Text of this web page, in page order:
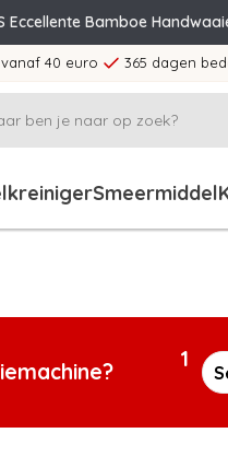
Eccellente Bamboe
40 euro 365 dagen
Smeermiddel
1